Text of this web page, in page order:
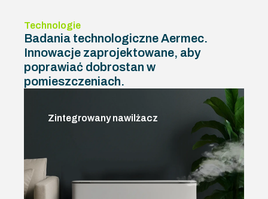
Technologie
Badania technologiczne Aermec.
Innowacje zaprojektowane, aby
poprawiać dobrostan w
pomieszczeniach.
Zintegrowany nawilżacz